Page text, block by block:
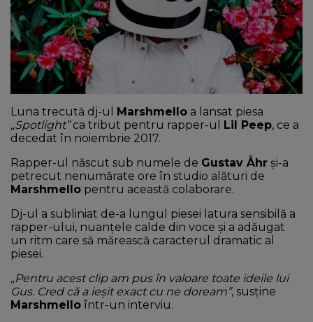
NEWS
CONTUL MEU
Luna trecută dj-ul Marshmello a lansat piesa
„Spotlight”ca tribut pentru rapper-ul Lil Peep, ce a
decedat în noiembrie 2017.
Rapper-ul născut sub numele de Gustav Åhr și-a
petrecut nenumărate ore în studio alături de
Marshmello pentru această colaborare.
Dj-ul a subliniat de-a lungul piesei latura sensibilă a
rapper-ului, nuanțele calde din voce și a adăugat
un ritm care să mărească caracterul dramatic al
piesei.
„Pentru acest clip am pus în valoare toate ideile lui
Gus. Cred că a ieșit exact cu ne doream”, susține
Marshmello într-un interviu.